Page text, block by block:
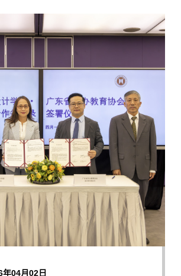
04月02日